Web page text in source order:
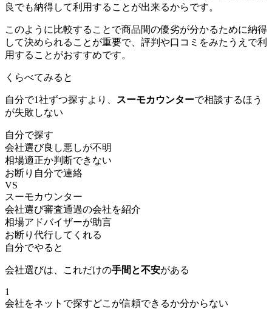
良でも納得して利用することが出来るからです。
このように比較することで商品間の優劣が分かるために納得
して決められることが重要で、評判や口コミをみたうえで利
用することがおすすめです。
くらべてみると
自分で1社ずつ探すより、 スーモカウンターで相談するほう
が失敗しない
自分で探す
会社選び良し悪しが不明
相場適正か判断できない
お断り 自分で連絡
VS
スーモカウンター
会社選び審査通過の会社を紹介
相場アドバイザーが助言
お断り 代行してくれる
自分でやると
会社選びは、これだけの手間と不安がある
1
会社をネットで探すどこが信頼できるか分からない